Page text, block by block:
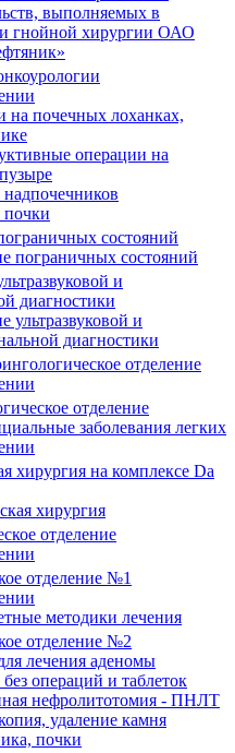
выполняемых в
гнойной хирургии ОАО
на почечных лоханках,
операции на
почки
состояний
пограничных состояний
и
диагностики
ультразвуковой и
диагностики
отделение
отделение
заболевания легких
хирургия на комплексе Da
хирургия
отделение
отделение №1
методики лечения
отделение №2
лечения аденомы
операций и таблеток
нефролитотомия - ПНЛТ
удаление камня
почки